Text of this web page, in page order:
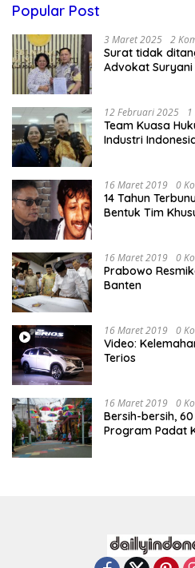
Popular Post
3 Maret 2025 2
Surat tidak
Advokat Suryani
12 Februari 2025
Team Kuasa
Industri
16 Maret 2019 0
14 Tahun
Bentuk Tim
16 Maret 2019 0
Prabowo
Banten
16 Maret 2019 0
Video:
Terios
16 Maret 2019 0
Bersih-bersih,
Program Padat